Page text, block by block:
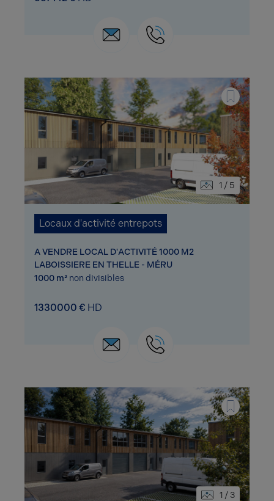
1 / 5
Locaux d'activité entrepots
A VENDRE LOCAL D'ACTIVITÉ 1000 M2
LABOISSIERE EN THELLE - MÉRU
1000 m² non divisibles
1330000 € HD
1 / 3